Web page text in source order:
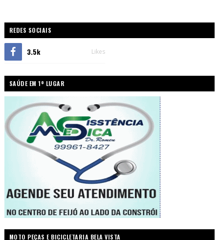
REDES SOCIAIS
3.5k Likes
SAÚDE EM 1º LUGAR
MOTO PEÇAS E BICICLETARIA BELA VISTA